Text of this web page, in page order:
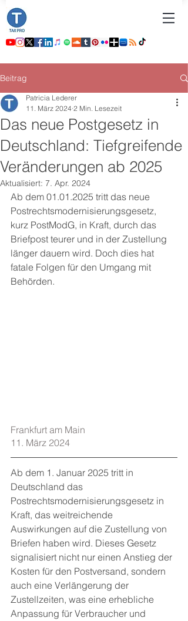
Beitrag
Das neue Postgesetz in
Deutschland: Tiefgreifende
Veränderungen ab 2025
Patricia Lederer
11. März 2024 2 Min. Lesezeit
Aktualisiert: 7. Apr. 2024
Ab dem 01.01.2025 tritt das neue
Postrechtsmodernisierungsgesetz,
kurz PostModG, in Kraft, durch das
Briefpost teurer und in der Zustellung
länger dauern wird. Doch dies hat
fatale Folgen für den Umgang mit
Behörden.
Frankfurt am Main
11. März 2024
Ab dem 1. Januar 2025 tritt in
Deutschland das
Postrechtsmodernisierungsgesetz in
Kraft, das weitreichende
Auswirkungen auf die Zustellung von
Briefen haben wird. Dieses Gesetz
signalisiert nicht nur einen Anstieg der
Kosten für den Postversand, sondern
auch eine Verlängerung der
Zustellzeiten, was eine erhebliche
Anpassung für Verbraucher und